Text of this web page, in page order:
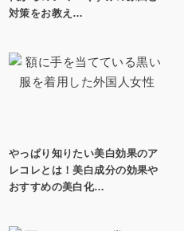
対策をお教え…
やっぱり知りたい美白効果のア
レコレとは！美白成分の効果や
おすすめの美白化…